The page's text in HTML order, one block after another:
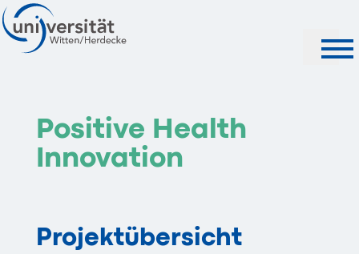
Positive Health
Innovation
Projektübersicht